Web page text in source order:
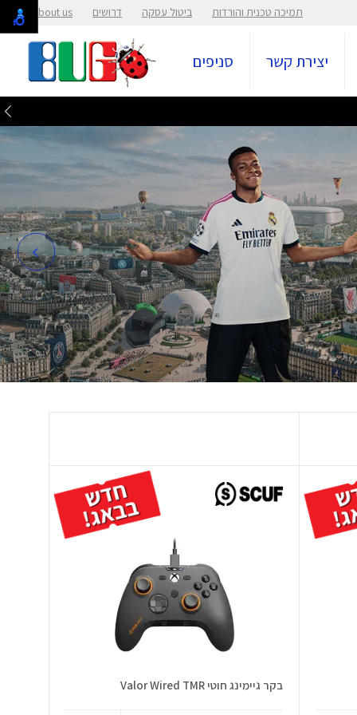
תמיכה טכנית והורדות ביטול עסקה דרושים About us
יצירת קשר סניפים
בקר גיימינג חוטי Valor Wired TMR